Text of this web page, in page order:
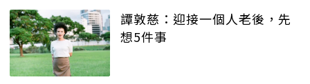
譚敦慈：迎接一個人老後，先
想5件事